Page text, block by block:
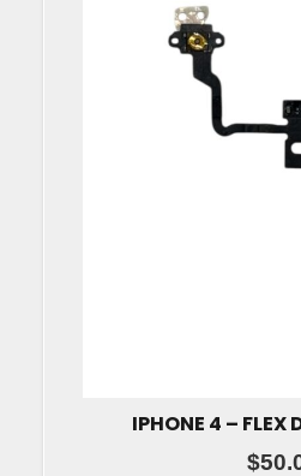
IPHONE 4 – FLEX
$